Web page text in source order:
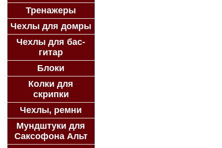
Тренажеры
Чехлы для домры
Чехлы для бас-
гитар
Блоки
Колки для
скрипки
Чехлы, ремни
Мундштуки для
Саксофона Альт